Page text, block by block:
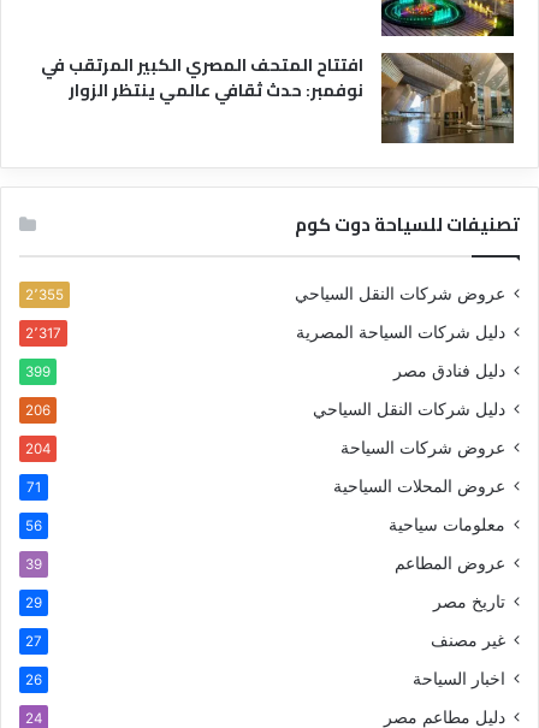
افتتاح المتحف المصري الكبير المرتقب في
نوفمبر: حدث ثقافي عالمي ينتظر الزوار
تصنيفات للسياحة دوت كوم
عروض شركات النقل السياحي 2٬355
دليل شركات السياحة المصرية 2٬317
دليل فنادق مصر 399
دليل شركات النقل السياحي 206
عروض شركات السياحة 204
عروض المحلات السياحية 71
معلومات سياحية 56
عروض المطاعم 39
تاريخ مصر 29
غير مصنف 27
اخبار السياحة 26
دليل مطاعم مصر 24